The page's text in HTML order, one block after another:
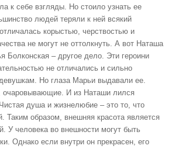
к себе взгляды. Но стоило узнать ее
людей теряли к ней всякий
корыстью, черствостью и
не могут не оттолкнуть. А вот Наташа
Болконская – другое дело. Эти героини
не отличались и сильно
Но глаза Марьи выдавали ее.
очаровывающие. И из Наташи лился
душа и жизнелюбие – это то, что
Таким образом, внешняя красота является
У человека во внешности могут быть
Однако если внутри он прекрасен, его